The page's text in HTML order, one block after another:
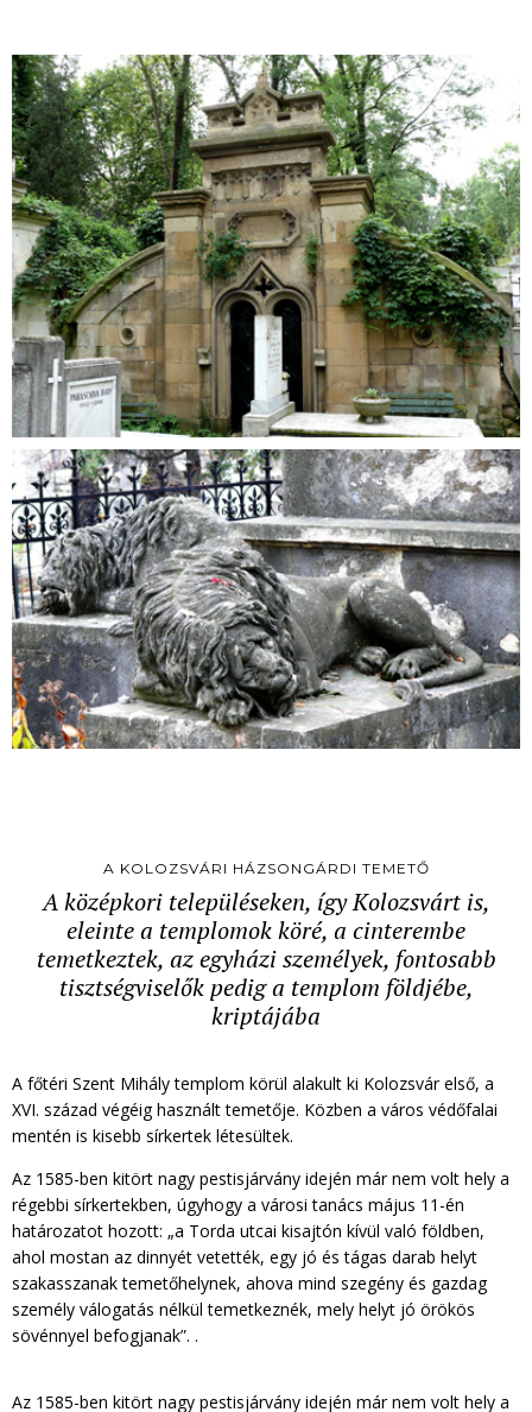
A KOLOZSVÁRI HÁZSONGÁRDI TEMETŐ
A középkori településeken, így Kolozsvárt is,
eleinte a templomok köré, a cinterembe
temetkeztek, az egyházi személyek, fontosabb
tisztségviselők pedig a templom földjébe,
kriptájába
A főtéri Szent Mihály templom körül alakult ki Kolozsvár első, a
XVI. század végéig használt temetője. Közben a város védőfalai
mentén is kisebb sírkertek létesültek.
Az 1585-ben kitört nagy pestisjárvány idején már nem volt hely a
régebbi sírkertekben, úgyhogy a városi tanács május 11-én
határozatot hozott: „a Torda utcai kisajtón kívül való földben,
ahol mostan az dinnyét vetették, egy jó és tágas darab helyt
szakasszanak temetőhelynek, ahova mind szegény és gazdag
személy válogatás nélkül temetkeznék, mely helyt jó örökös
sövénnyel befogjanak”. .
Az 1585-ben kitört nagy pestisjárvány idején már nem volt hely a